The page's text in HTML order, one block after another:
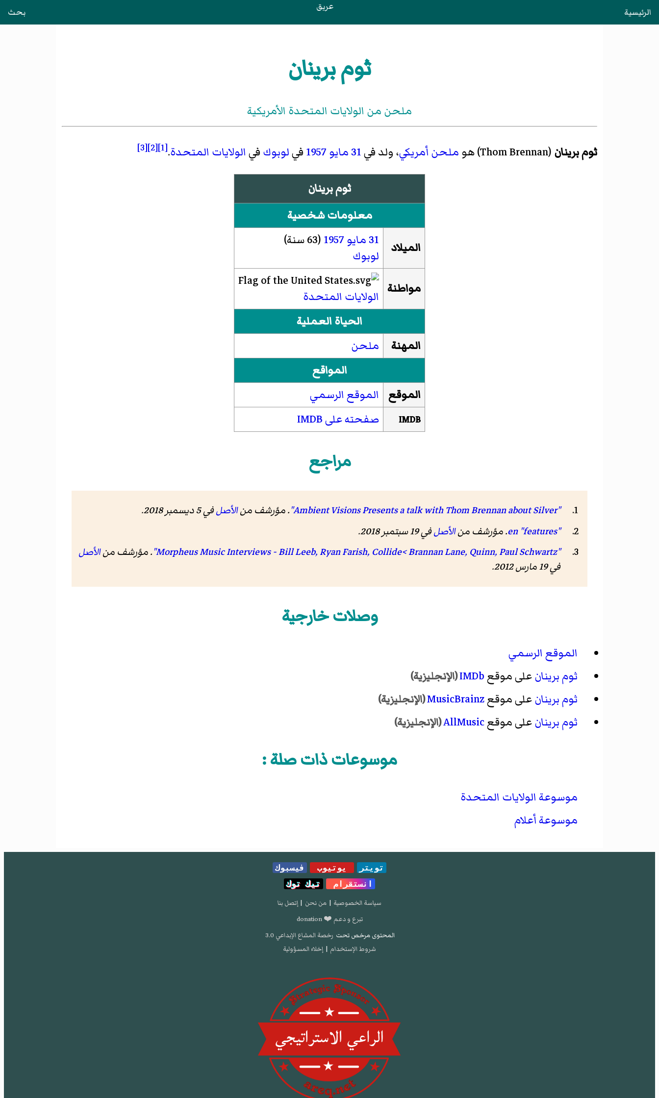
الرئيسية عريق بحث
ثوم برينان
ملحن من الولايات المتحدة الأمريكية
ثوم برينان (
Thom Brennan)‏ هو ملحن أمريكي، ولد في31 مايو 1957 فيلوبوك في الولايات المتحدة.
[1]
[2]
[3]
ثوم برينان
معلومات شخصية
الميلاد
31 مايو 1957 (63 سنة)
لوبوك
مواطنة
الولايات المتحدة
الحياة العملية
المهنة
ملحن
المواقع
الموقع
الموقع الرسمي
IMDB صفحته على IMDB
مراجع
"Ambient Visions Presents a talk with Thom Brennan about Silver" . مؤرشف منالأصلفي 5 ديسمبر 2018.
"features"
en. مؤرشف منالأصلفي 19 سبتمبر 2018
.
"Morpheus Music Interviews - Bill Leeb, Ryan Farish, Collide< Brannan Lane, Quinn, Paul Schwartz"
. مؤرشف منالأصل
في 19 مارس 2012.
وصلات خارجية
الموقع الرسمي
ثوم برينانعلى موقعIMDb(الإنجليزية)
ثوم برينانعلى موقعMusicBrainz(الإنجليزية)
ثوم برينانعلى موقعAllMusic(الإنجليزية)
موسوعات ذات صلة :
موسوعة الولايات المتحدة
موسوعة أعلام
تويتر يوتيوب
فيسبوك
انستقرام
تيك توك
سياسة الخصوصية | من نحن | إتصل بنا
تبرع و دعم ❤️ donation
المحتوى مرخص تحت رخصة المشاع الإبداعي 3.0
شروط الإستخدام | إخلاء المسؤولية